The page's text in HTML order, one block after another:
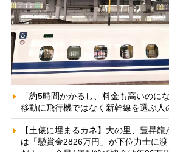
「約5時間かかるし、料金も高いのに
移動に飛行機ではなく新幹線を選ぶ人
【土俵に埋まるカネ】大の里、豊昇
は「懸賞金2826万円」が下位力士に